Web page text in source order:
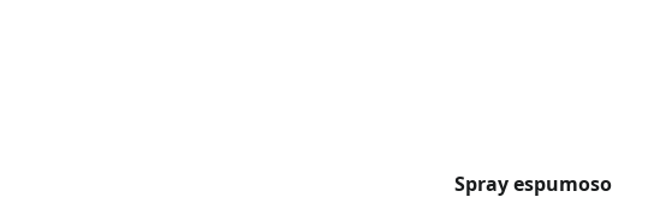
Spray espumoso